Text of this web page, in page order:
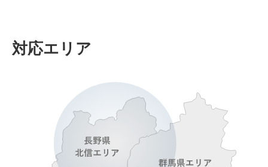
対応エリア